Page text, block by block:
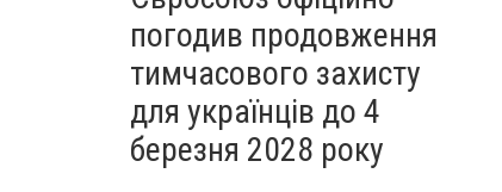
погодив продовження
тимчасового захисту
для українців до 4
березня 2028 року